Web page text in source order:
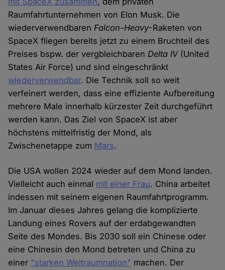
Raumfahrtunternehmen von Elon Musk. Die
wiederverwendbarenFalcon-Heavy-Raketen von
SpaceX fliegen bereits jetzt zu einem Bruchteil des
Preises bspw. der vergbleichbarenDelta IV(United
States Air Force) und sind eingeschränkt
wiederverwendbar. Die Technik soll so weit
verfeinert werden, dass eine effiziente Aufbereitung
mehrere Male innerhalb kürzester Zeit durchgeführt
werden kann. Das Ziel von SpaceX ist aber
höchstens mittelfristig der Mond, als
Zwischenetappe zum Mars.
Die USA wollen 2024 wieder auf dem Mond landen.
Vielleicht auch einmal mit einer Frau. China arbeitet
indessen mit seinem eigenen Raumfahrtprogramm.
Im Januar dieses Jahres gelang die komplizierte
Landung eines Rovers auf der erdabgewandten
Seite des Mondes. Bis 2030 soll ein Chinese oder
eine Chinesin den Mond betreten und China zu
einer "starken Weltraumnation" machen. Der